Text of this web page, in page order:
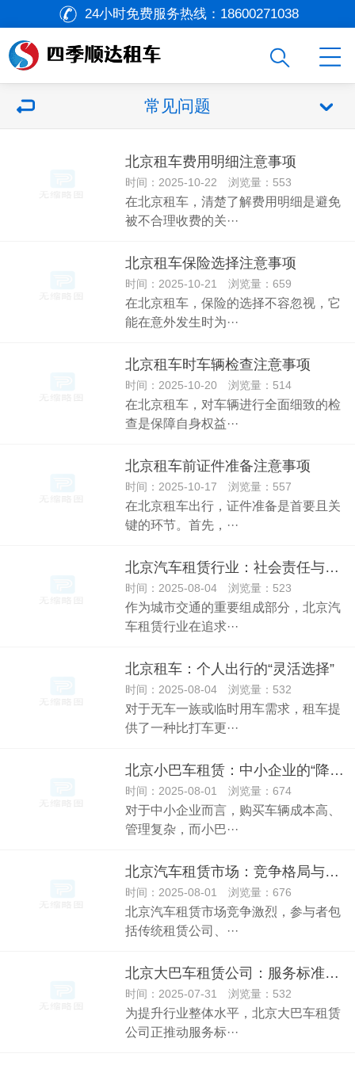
24小时免费服务热线： 18600271038
常见问题
北京租车费用明细注意事项
时间：2025-10-22 浏览量：553
在北京租车，清楚了解费用明细是避免
被不合理收费的关···
北京租车保险选择注意事项
时间：2025-10-21 浏览量：659
在北京租车，保险的选择不容忽视，它
能在意外发生时为···
北京租车时车辆检查注意事项
时间：2025-10-20 浏览量：514
在北京租车，对车辆进行全面细致的检
查是保障自身权益···
北京租车前证件准备注意事项
时间：2025-10-17 浏览量：557
在北京租车出行，证件准备是首要且关
键的环节。首先，···
北京汽车租赁行业：社会责任与可持续发展
时间：2025-08-04 浏览量：523
作为城市交通的重要组成部分，北京汽
车租赁行业在追求···
北京租车：个人出行的“灵活选择”
时间：2025-08-04 浏览量：532
对于无车一族或临时用车需求，租车提
供了一种比打车更···
北京小巴车租赁：中小企业的“降本利器”
时间：2025-08-01 浏览量：674
对于中小企业而言，购买车辆成本高、
管理复杂，而小巴···
北京汽车租赁市场：竞争格局与发展趋势
时间：2025-08-01 浏览量：676
北京汽车租赁市场竞争激烈，参与者包
括传统租赁公司、···
北京大巴车租赁公司：服务标准化建设的探索
时间：2025-07-31 浏览量：532
为提升行业整体水平，北京大巴车租赁
公司正推动服务标···